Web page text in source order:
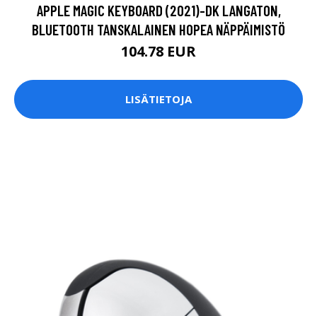
APPLE MAGIC KEYBOARD (2021)-DK LANGATON,
BLUETOOTH TANSKALAINEN HOPEA NÄPPÄIMISTÖ
104.78 EUR
LISÄTIETOJA